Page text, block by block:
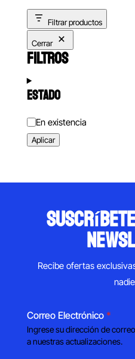
$521.00. $338.00.
Filtrar productos
Cerrar
FILTROS
ESTADO
Estado
En existencia
Aplicar
Recibe ofertas
Correo Electrónico *
Ingrese su dirección de
a nuestras actualizaciones.